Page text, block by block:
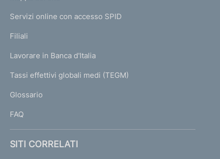
e
a
g
N
K
T
I
I
Servizi online con accesso SPID
Filiali
Lavorare in Banca d'Italia
Tassi effettivi globali medi (TEGM)
Glossario
FAQ
SITI CORRELATI